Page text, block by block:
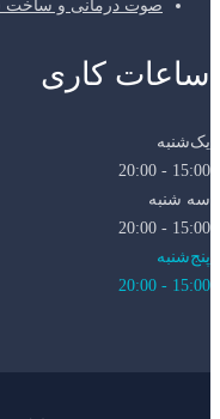
صوت درمانی و
ساعات کاری
یک‌شنبه
15:00 - 20:00
سه شنبه
15:00 - 20:00
پنج‌شنبه
15:00 - 20:00